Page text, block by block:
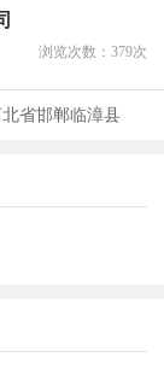
浏览次数： 379次
省邯郸临漳县